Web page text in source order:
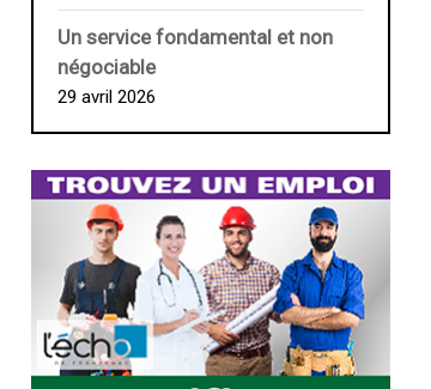
Un service fondamental et non
négociable
29 avril 2026